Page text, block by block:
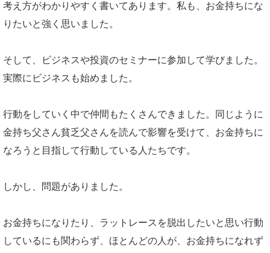
考え方がわかりやすく書いてあります。私も、お金持ちにな
りたいと強く思いました。
そして、ビジネスや投資のセミナーに参加して学びました。
実際にビジネスも始めました。
行動をしていく中で仲間もたくさんできました。同じように
金持ち父さん貧乏父さんを読んで影響を受けて、お金持ちに
なろうと目指して行動している人たちです。
しかし、問題がありました。
お金持ちになりたり、ラットレースを脱出したいと思い行動
しているにも関わらず、ほとんどの人が、お金持ちになれず